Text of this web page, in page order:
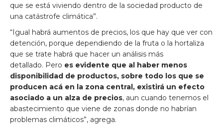
que se está viviendo dentro de la sociedad producto de
una catástrofe climática”.
“Igual habrá aumentos de precios, los que hay que ver con
detención, porque dependiendo de la fruta o la hortaliza
que se trate habrá que hacer un análisis más
detallado. Pero es evidente que al haber menos
disponibilidad de productos, sobre todo los que se
producen acá en la zona central, existirá un efecto
asociado a un alza de precios, aun cuando tenemos el
abastecimiento que viene de zonas donde no habrían
problemas climáticos”, agrega.